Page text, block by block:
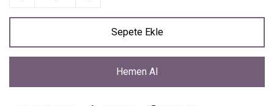
Sepete Ekle
Hemen Al